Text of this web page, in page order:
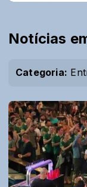
Notícias
Categoria: